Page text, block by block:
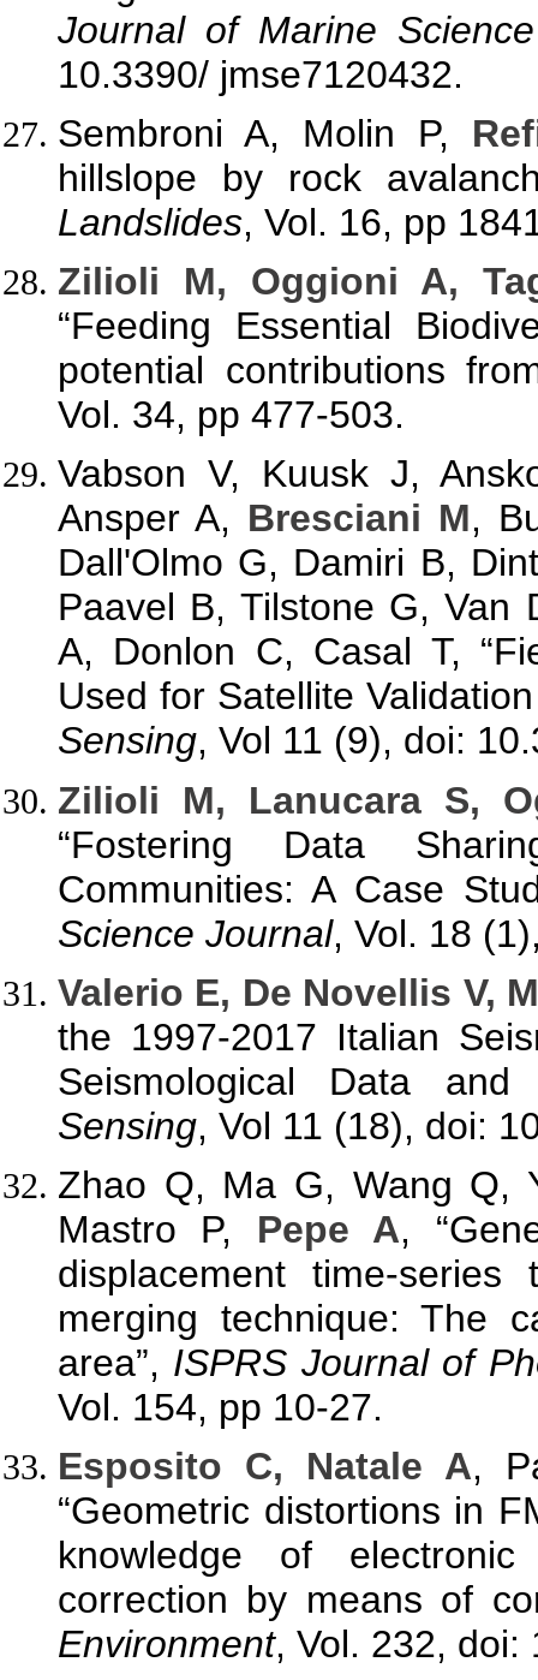
Journal of Marine
10.3390/ jmse7120432.
Sembroni A, Molin P,
hillslope by rock
Landslides, Vol. 16, pp
Zilioli M, Oggioni A,
“Feeding Essential
potential contributions
Vol. 34, pp 477-503.
Vabson V, Kuusk J,
Ansper A, Bresciani M,
Dall'Olmo G, Damiri B,
Paavel B, Tilstone G, Van
A, Donlon C, Casal T,
Used for Satellite
Sensing, Vol 11 (9), doi:
Zilioli M, Lanucara S,
“Fostering Data
Communities: A Case
Science Journal, Vol. 18
Valerio E, De Novellis V,
the 1997-2017 Italian
Seismological Data
Sensing, Vol 11 (18), doi:
Zhao Q, Ma G, Wang Q,
Mastro P, Pepe A,
displacement time-
merging technique: The
area”, ISPRS Journal of
Vol. 154, pp 10-27.
Esposito C, Natale A,
“Geometric distortions in
knowledge of
correction by means of
Environment, Vol. 232, doi: